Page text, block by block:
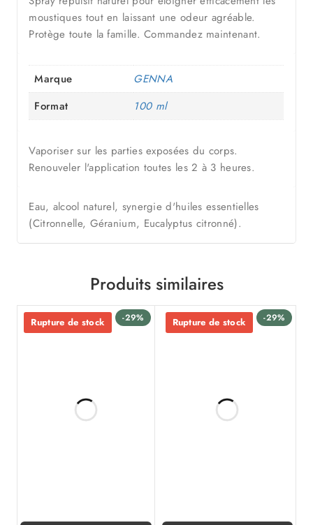
moustiques tout en laissant une odeur agréable.
Protège toute la famille. Commandez maintenant.
Marque
GENNA
Format
100 ml
Vaporiser sur les parties exposées du corps.
Renouveler l'application toutes les 2 à 3 heures.
Eau, alcool naturel, synergie d'huiles essentielles
(Citronnelle, Géranium, Eucalyptus citronné).
Produits similaires
-29%
Rupture de stock -29%
Rupture de stock